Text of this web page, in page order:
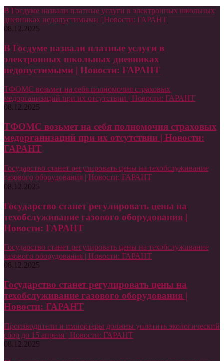
В Госдуме назвали платные услуги в электронных школьных
дневниках недопустимыми | Новости: ГАРАНТ
08.12.2025
В Госдуме назвали платные услуги в
электронных школьных дневниках
недопустимыми | Новости: ГАРАНТ
ТФОМС возьмет на себя полномочия страховых
медорганизаций при их отсутствии | Новости: ГАРАНТ
08.12.2025
ТФОМС возьмет на себя полномочия страховых
медорганизаций при их отсутствии | Новости:
ГАРАНТ
Государство станет регулировать цены на техобслуживание
газового оборудования | Новости: ГАРАНТ
08.12.2025
Государство станет регулировать цены на
техобслуживание газового оборудования |
Новости: ГАРАНТ
Государство станет регулировать цены на техобслуживание
газового оборудования | Новости: ГАРАНТ
08.12.2025
Государство станет регулировать цены на
техобслуживание газового оборудования |
Новости: ГАРАНТ
Производители и импортеры должны уплатить экологический
сбор до 15 апреля | Новости: ГАРАНТ
08.12.2025